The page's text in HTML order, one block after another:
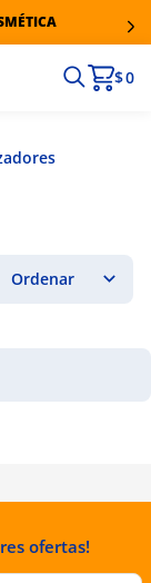
$ 0
ofertas!